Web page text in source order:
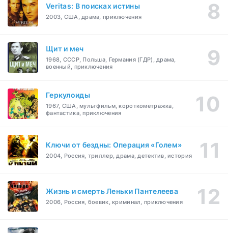
Veritas: В поисках истины
2003, США, драма, приключения
Щит и меч
1968, СССР, Польша, Германия (ГДР), драма,
военный, приключения
Геркулоиды
1967, США, мультфильм, короткометражка,
фантастика, приключения
Ключи от бездны: Операция «Голем»
2004, Россия, триллер, драма, детектив, история
Жизнь и смерть Леньки Пантелеева
2006, Россия, боевик, криминал, приключения